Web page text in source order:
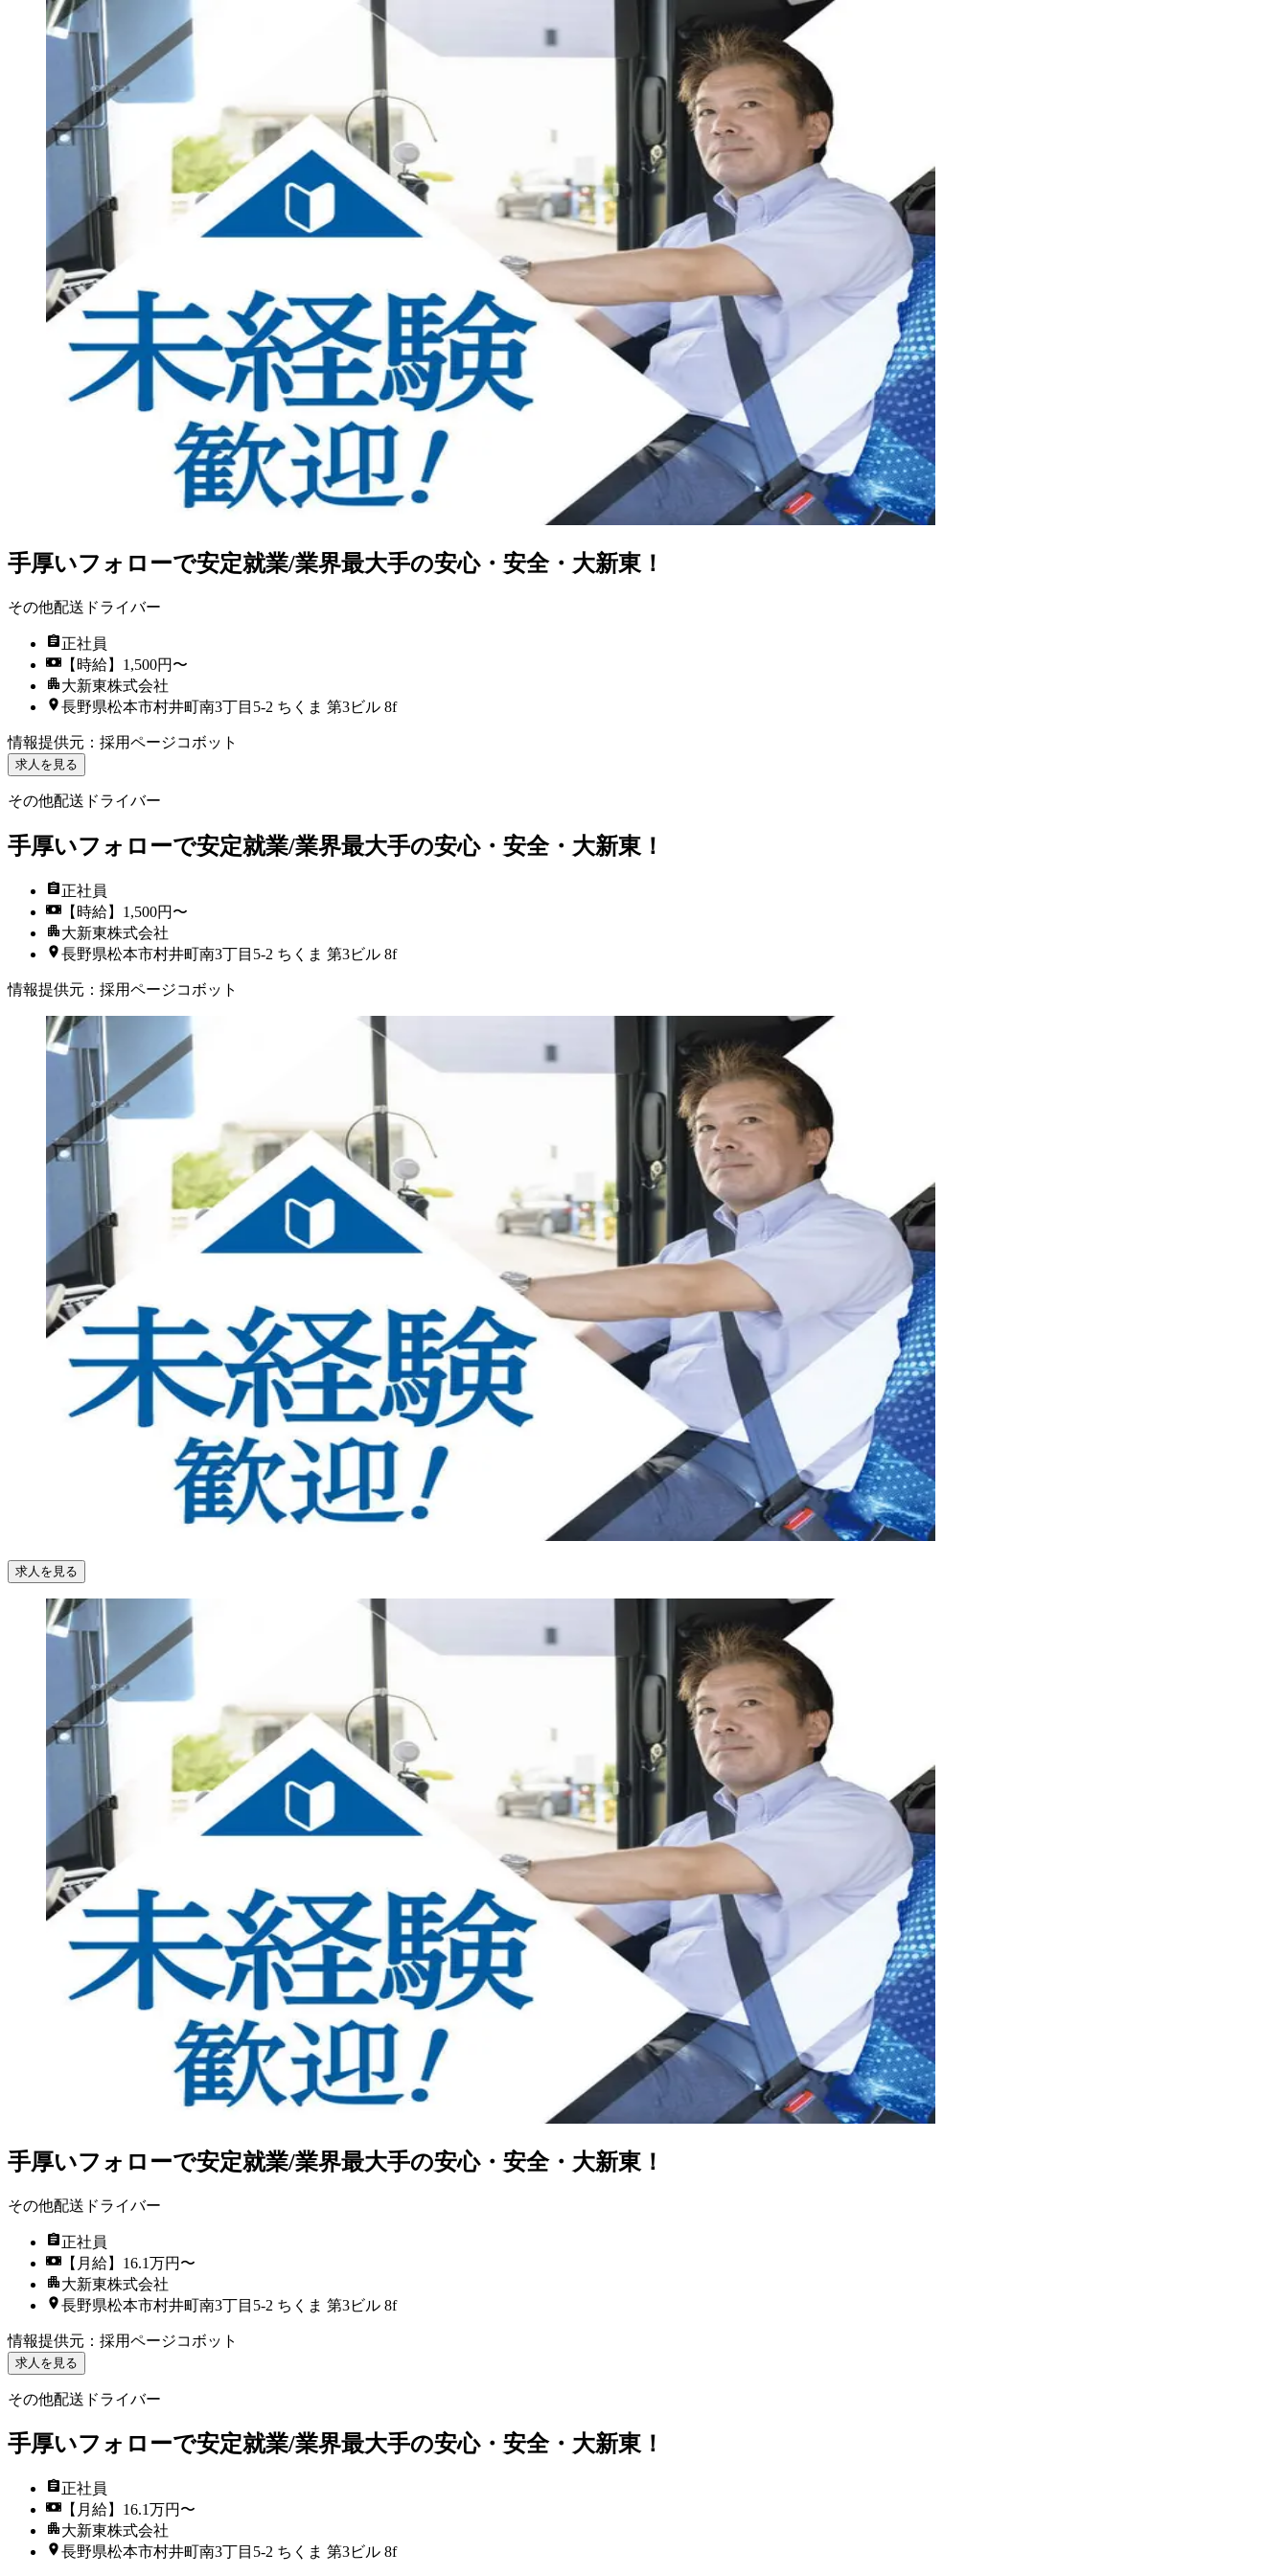
手厚いフォローで安定就業/業界最大手の安心・安全・大新東！
その他配送ドライバー
正社員
【時給】1,500円〜
大新東株式会社
長野県松本市村井町南3丁目5-2 ちくま 第3ビル 8f
情報提供元 ： 採用ページコボット
求人を見る
その他配送ドライバー
手厚いフォローで安定就業/業界最大手の安心・安全・大新東！
正社員
【時給】1,500円〜
大新東株式会社
長野県松本市村井町南3丁目5-2 ちくま 第3ビル 8f
情報提供元 ： 採用ページコボット
求人を見る
手厚いフォローで安定就業/業界最大手の安心・安全・大新東！
その他配送ドライバー
正社員
【月給】16.1万円〜
大新東株式会社
長野県松本市村井町南3丁目5-2 ちくま 第3ビル 8f
情報提供元 ： 採用ページコボット
求人を見る
その他配送ドライバー
手厚いフォローで安定就業/業界最大手の安心・安全・大新東！
正社員
【月給】16.1万円〜
大新東株式会社
長野県松本市村井町南3丁目5-2 ちくま 第3ビル 8f